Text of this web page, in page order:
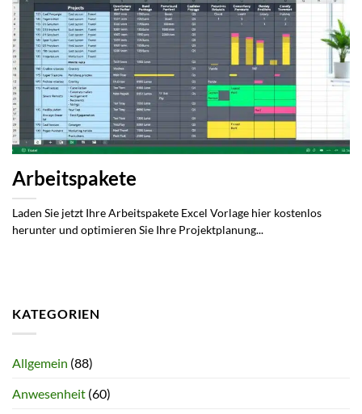
Arbeitspakete
Laden Sie jetzt Ihre Arbeitspakete Excel Vorlage hier kostenlos
herunter und optimieren Sie Ihre Projektplanung...
KATEGORIEN
Allgemein (88)
Anwesenheit (60)